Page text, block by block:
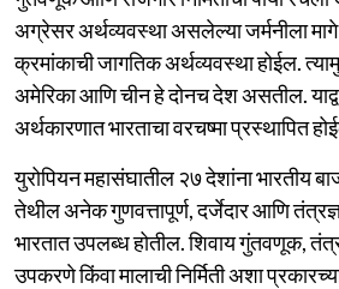
अग्रेसर अर्थव्यवस्था असलेल्या जर्मनीला
क्रमांकाची जागतिक अर्थव्यवस्था होईल.
अमेरिका आणि चीन हे दोनच देश असतील.
अर्थकारणात भारताचा वरचष्मा प्रस्थापित
युरोपियन महासंघातील २७ देशांना भारतीय
तेथील अनेक गुणवत्तापूर्ण, दर्जेदार आणि
भारतात उपलब्ध होतील. शिवाय गुंतवणूक,
उपकरणे किंवा मालाची निर्मिती अशा